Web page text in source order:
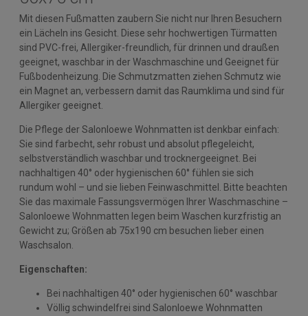
Mit diesen Fußmatten zaubern Sie nicht nur Ihren Besuchern
ein Lächeln ins Gesicht. Diese sehr hochwertigen Türmatten
sind PVC-frei, Allergiker-freundlich, für drinnen und draußen
geeignet, waschbar in der Waschmaschine und Geeignet für
Fußbodenheizung. Die Schmutzmatten ziehen Schmutz wie
ein Magnet an, verbessern damit das Raumklima und sind für
Allergiker geeignet.
Die Pflege der Salonloewe Wohnmatten ist denkbar einfach:
Sie sind farbecht, sehr robust und absolut pflegeleicht,
selbstverständlich waschbar und trocknergeeignet. Bei
nachhaltigen 40° oder hygienischen 60° fühlen sie sich
rundum wohl – und sie lieben Feinwaschmittel. Bitte beachten
Sie das maximale Fassungsvermögen Ihrer Waschmaschine –
Salonloewe Wohnmatten legen beim Waschen kurzfristig an
Gewicht zu; Größen ab 75x190 cm besuchen lieber einen
Waschsalon.
Eigenschaften:
Bei nachhaltigen 40° oder hygienischen 60° waschbar
Völlig schwindelfrei sind Salonloewe Wohnmatten